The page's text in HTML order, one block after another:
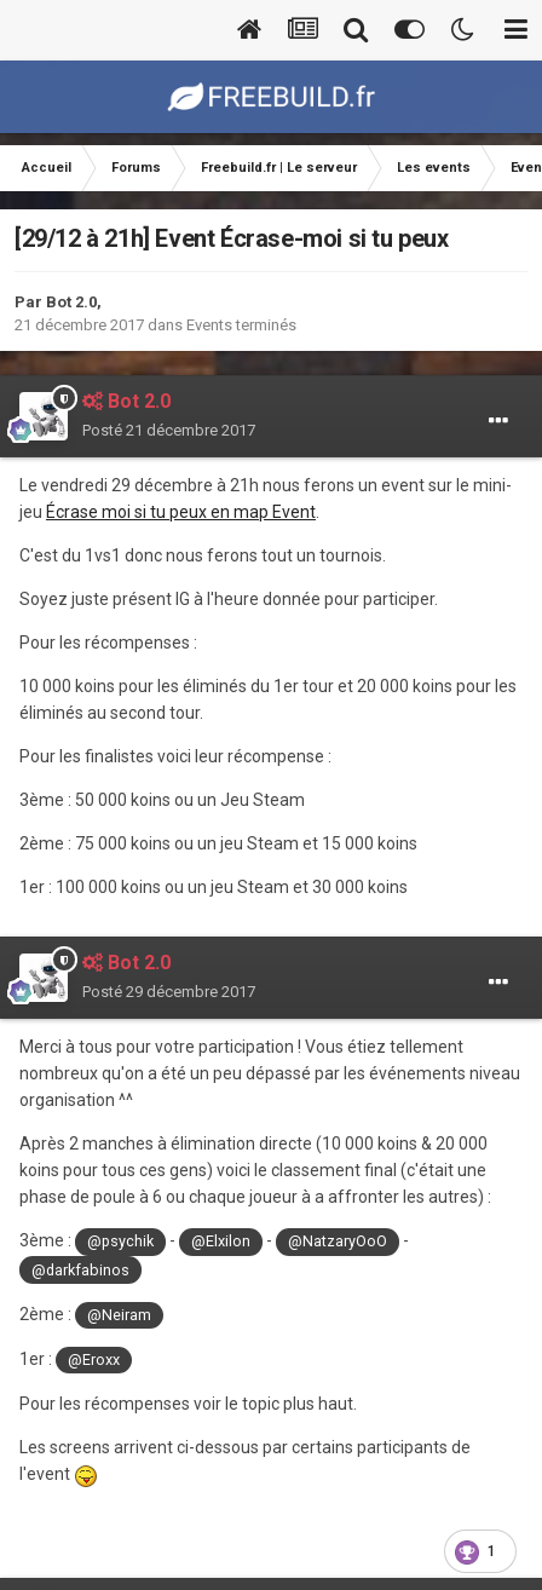
Accueil Forums Freebuild.fr | Le serveur Les events
[29/12 à 21h] Event Écrase-moi si tu peux
Par Bot 2.0,
21 décembre 2017 dans Events terminés
Bot 2.0
Posté 21 décembre 2017
Le vendredi 29 décembre à 21h nous ferons un event sur le mini-
jeu Écrase moi si tu peux en map Event.
C'est du 1vs1 donc nous ferons tout un tournois.
Soyez juste présent IG à l'heure donnée pour participer.
Pour les récompenses :
10 000 koins pour les éliminés du 1er tour et 20 000 koins pour les
éliminés au second tour.
Pour les finalistes voici leur récompense :
3ème : 50 000 koins ou un Jeu Steam
2ème : 75 000 koins ou un jeu Steam et 15 000 koins
1er : 100 000 koins ou un jeu Steam et 30 000 koins
Bot 2.0
Posté 29 décembre 2017
Merci à tous pour votre participation ! Vous étiez tellement
nombreux qu'on a été un peu dépassé par les événements niveau
organisation ^^
Après 2 manches à élimination directe (10 000 koins & 20 000
koins pour tous ces gens) voici le classement final (c'était une
phase de poule à 6 ou chaque joueur à a affronter les autres) :
3ème : @psychik - @Elxilon - @NatzaryOoO -
@darkfabinos
2ème : @Neiram
1er : @Eroxx
Pour les récompenses voir le topic plus haut.
Les screens arrivent ci-dessous par certains participants de
l'event
1